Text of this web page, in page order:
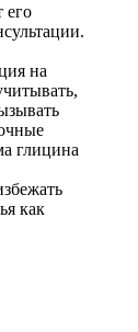
его
на
глицина
как